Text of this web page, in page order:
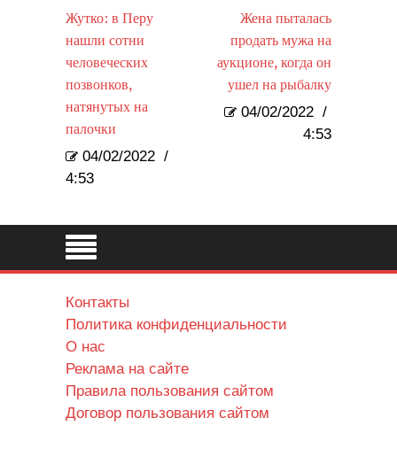
Жутко: в Перу
нашли сотни
человеческих
позвонков,
натянутых на
палочки
04/02/2022 /
4:53
Жена пыталась
продать мужа на
аукционе, когда он
ушел на рыбалку
04/02/2022 /
4:53
Контакты
Политика конфиденциальности
О нас
Реклама на сайте
Правила пользования сайтом
Договор пользования сайтом